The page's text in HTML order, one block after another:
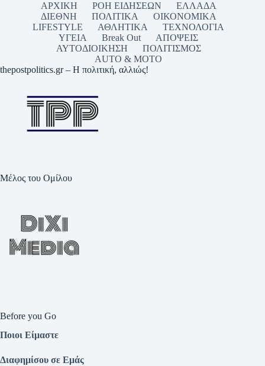
ΑΡΧΙΚΗ ΡΟΗ ΕΙΔΗΣΕΩΝ
ΕΛΛΑΔΑ
ΔΙΕΘΝΗ
ΠΟΛΙΤΙΚΑ
ΟΙΚΟΝΟΜΙΚΑ
LIFESTYLE
ΑΘΛΗΤΙΚΑ
ΤΕΧΝΟΛΟΓΙΑ
ΥΓΕΙΑ
Break Out
ΑΠΟΨΕΙΣ
ΑΥΤΟΔΙΟΙΚΗΣΗ
ΠΟΛΙΤΙΣΜΟΣ
AUTO & MOTO
thepostpolitics.gr – Η πολιτική, αλλιώς!
Μέλος του Ομίλου
Before you Go
Ποιοι Είμαστε
Διαφημίσου σε Εμάς